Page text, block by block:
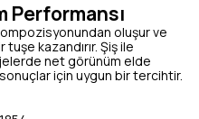
Performansı
oluşur ve
kazandırır. Şiş ile
net görünüm elde
için uygun bir tercihtir.